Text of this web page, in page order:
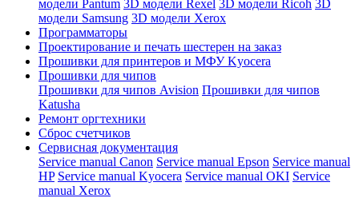
модели Pantum 3D модели Rexel 3D модели Ricoh 3D
модели Samsung 3D модели Xerox
Программаторы
Проектирование и печать шестерен на заказ
Прошивки для принтеров и МФУ Kyocera
Прошивки для чипов
Прошивки для чипов Avision Прошивки для чипов
Katusha
Ремонт оргтехники
Сброс счетчиков
Сервисная документация
Service manual Canon Service manual Epson Service manual
HP Service manual Kyocera Service manual OKI Service
manual Xerox